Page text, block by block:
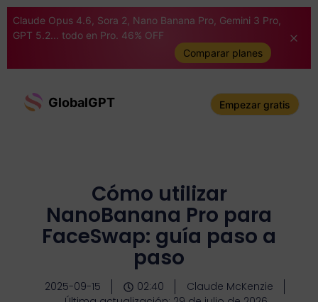
Claude Opus 4.6, Sora 2, Nano Banana Pro, Gemini 3 Pro,
GPT 5.2... todo en Pro. 46% OFF
Comparar planes
GlobalGPT Empezar gratis
Cómo utilizar
NanoBanana Pro para
FaceSwap: guía paso a
paso
2025-09-15 02:40
Claude McKenzie